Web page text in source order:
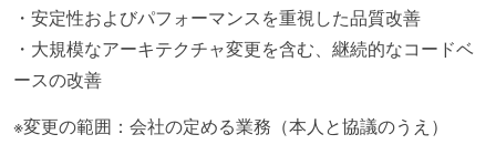
・安定性およびパフォーマンスを重視した品質改善
・大規模なアーキテクチャ変更を含む、継続的なコードベ
ースの改善
※変更の範囲：会社の定める業務（本人と協議のうえ）